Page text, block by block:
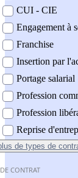
CUI - CIE
Engagement à
Franchise
Insertion par
Portage salarial
Profession
Profession
Reprise
de types de
CONTRAT